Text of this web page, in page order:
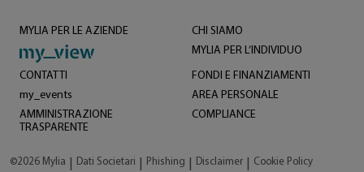
MYLIA PER LE AZIENDE
CHI SIAMO
MYLIA PER L’INDIVIDUO
CONTATTI
FONDI E FINANZIAMENTI
my_events
AREA PERSONALE
AMMINISTRAZIONE
TRASPARENTE
COMPLIANCE
©2026 Mylia Dati Societari Phishing Disclaimer Cookie Policy